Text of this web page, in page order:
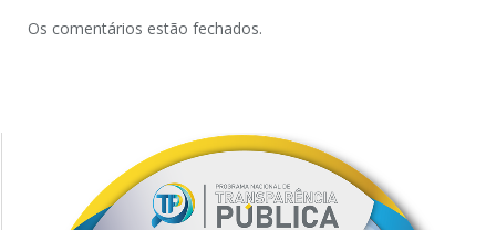
Os comentários estão fechados.